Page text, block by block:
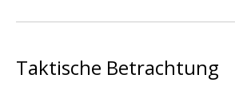
Taktische Betrachtung